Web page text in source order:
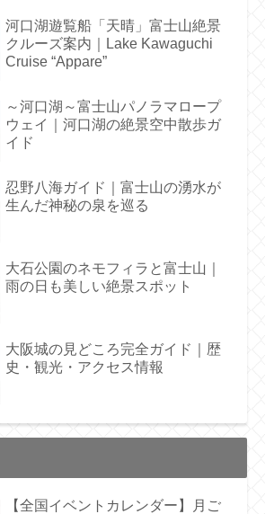
河口湖遊覧船「天晴」富士山絶景
クルーズ案内｜Lake Kawaguchi
Cruise “Appare”
～河口湖～富士山パノラマロープ
ウェイ｜河口湖の絶景空中散歩ガ
イド
忍野八海ガイド｜富士山の湧水が
生んだ神秘の泉を巡る
大石公園のネモフィラと富士山｜
雨の日も美しい絶景スポット
大阪城の見どころ完全ガイド｜歴
史・観光・アクセス情報
【全国イベントカレンダー】月ご